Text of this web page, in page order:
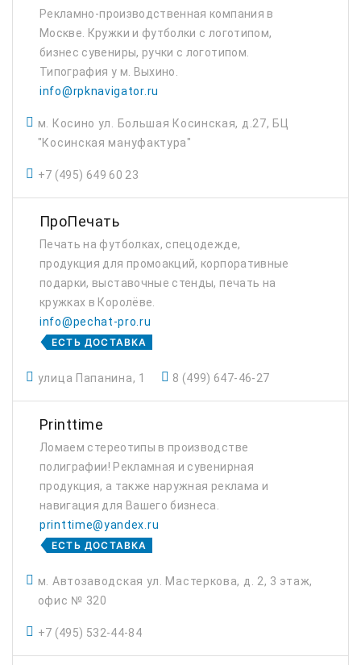
Рекламно-производственная компания в
Москве. Кружки и футболки с логотипом,
бизнес сувениры, ручки с логотипом.
Типография у м. Выхино.
info@rpknavigator.ru
м. Косино ул. Большая Косинская, д.27, БЦ
"Косинская мануфактура"
+7 (495) 649 60 23
ПроПечать
Печать на футболках, спецодежде,
продукция для промоакций, корпоративные
подарки, выставочные стенды, печать на
кружках в Королёве.
info@pechat-pro.ru
ЕСТЬ ДОСТАВКА
улица Папанина, 1 8 (499) 647-46-27
Printtime
Ломаем стереотипы в производстве
полиграфии! Рекламная и сувенирная
продукция, а также наружная реклама и
навигация для Вашего бизнеса.
printtime@yandex.ru
ЕСТЬ ДОСТАВКА
м. Автозаводская ул. Мастеркова, д. 2, 3 этаж,
офис № 320
+7 (495) 532-44-84